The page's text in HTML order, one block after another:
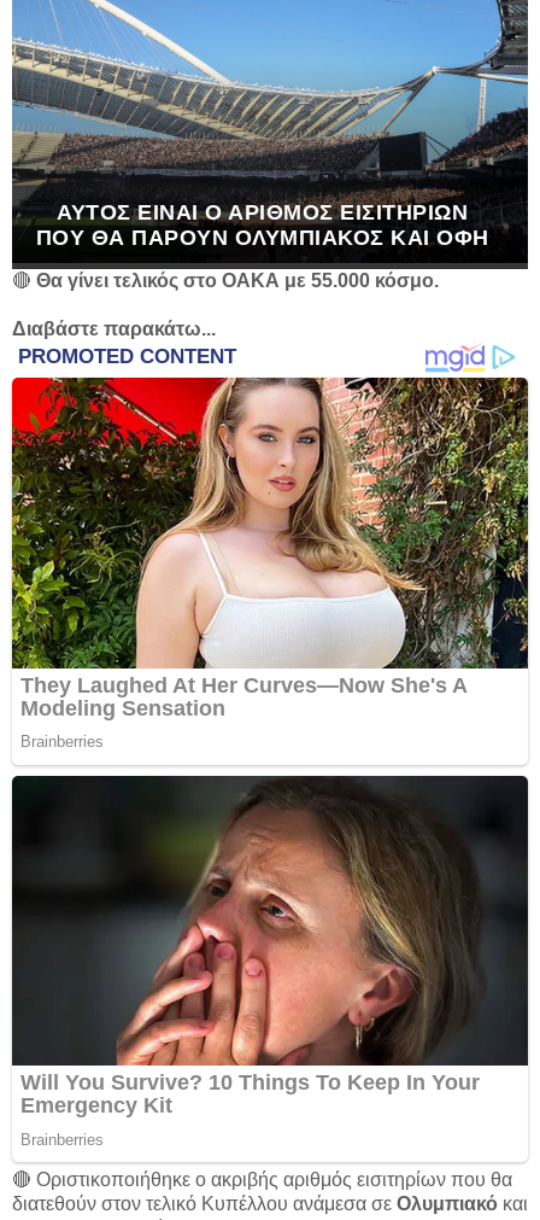
ΑΥΤΌΣ ΕΊΝΑΙ Ο ΑΡΙΘΜΌΣ ΕΙΣΙΤΗΡΊΩΝ
ΠΟΥ ΘΑ ΠΆΡΟΥΝ ΟΛΥΜΠΙΑΚΌΣ ΚΑΙ ΟΦΗ
🔴 Θα γίνει τελικός στο ΟΑΚΑ με 55.000 κόσμο.
Διαβάστε παρακάτω...
🔴 Οριστικοποιήθηκε ο ακριβής αριθμός εισιτηρίων που θα
διατεθούν στον τελικό Κυπέλλου ανάμεσα σε Ολυμπιακό και